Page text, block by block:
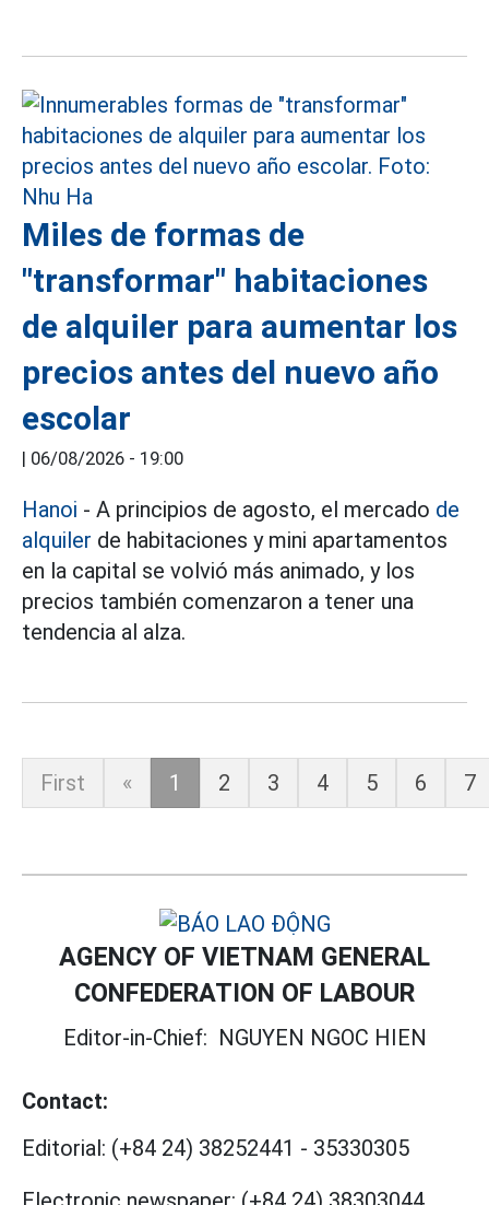
Miles de formas de
"transformar" habitaciones
de alquiler para aumentar los
precios antes del nuevo año
escolar
| 06/08/2026 - 19:00
Hanoi - A principios de agosto, el mercado de
alquiler de habitaciones y mini apartamentos
en la capital se volvió más animado, y los
precios también comenzaron a tener una
tendencia al alza.
First « 1 2 3 4 5 6 7
AGENCY OF VIETNAM GENERAL
CONFEDERATION OF LABOUR
Editor-in-Chief: NGUYEN NGOC HIEN
Contact:
Editorial: (+84 24) 38252441 - 35330305